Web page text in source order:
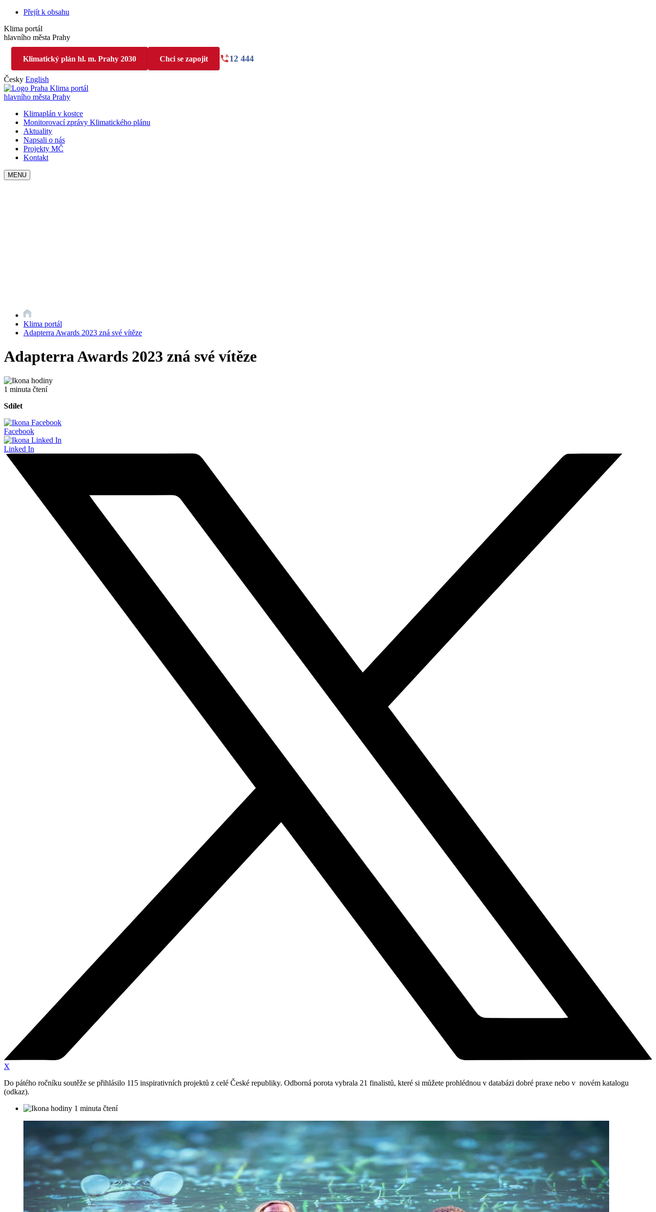
Přejít k obsahu
Klima portál
hlavního města Prahy
Klimatický plán hl. m. Prahy 2030 Chci se zapojit 12 444
Česky English
Klima portál
hlavního města Prahy
Klimaplán v kostce
Monitorovací zprávy Klimatického plánu
Aktuality
Napsali o nás
Projekty MČ
Kontakt
MENU
Klima portál
Adapterra Awards 2023 zná své vítěze
Adapterra Awards 2023 zná své vítěze
1 minuta čtení
Sdílet
Facebook
Linked In
X
Do pátého ročníku soutěže se přihlásilo 115 inspirativních projektů z celé České republiky. Odborná porota vybrala 21 finalistů, které si můžete prohlédnou v databázi dobré praxe nebo v novém katalogu
(odkaz).
1 minuta čtení